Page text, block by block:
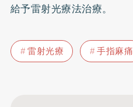
給予雷射光療法治療。
雷射光療 手指麻痛